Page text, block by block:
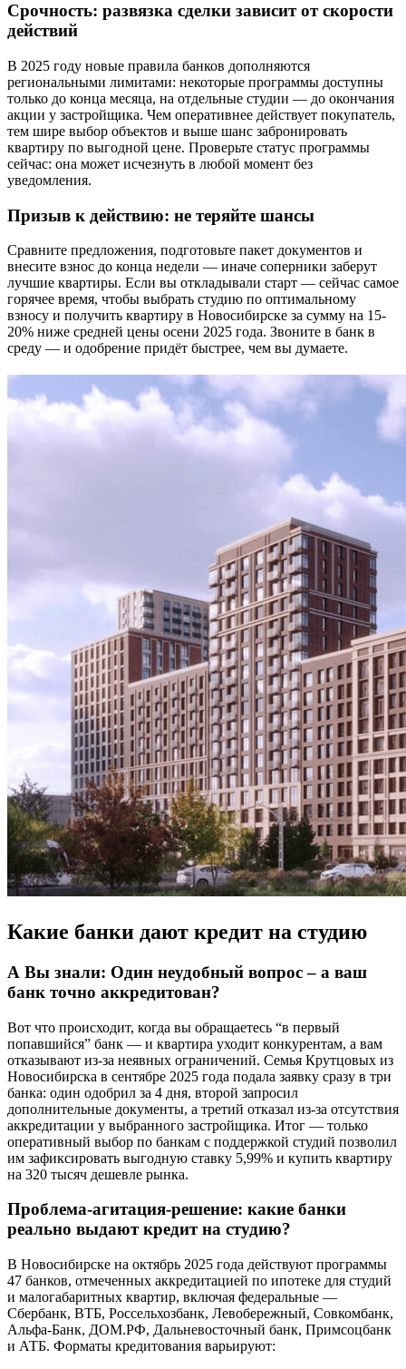
Срочность: развязка сделки зависит от скорости
действий
В 2025 году новые правила банков дополняются
региональными лимитами: некоторые программы доступны
только до конца месяца, на отдельные студии — до окончания
акции у застройщика. Чем оперативнее действует покупатель,
тем шире выбор объектов и выше шанс забронировать
квартиру по выгодной цене. Проверьте статус программы
сейчас: она может исчезнуть в любой момент без
уведомления.
Призыв к действию: не теряйте шансы
Сравните предложения, подготовьте пакет документов и
внесите взнос до конца недели — иначе соперники заберут
лучшие квартиры. Если вы откладывали старт — сейчас самое
горячее время, чтобы выбрать студию по оптимальному
взносу и получить квартиру в Новосибирске за сумму на 15-
20% ниже средней цены осени 2025 года. Звоните в банк в
среду — и одобрение придёт быстрее, чем вы думаете.
Какие банки дают кредит на студию
А Вы знали: Один неудобный вопрос – а ваш
банк точно аккредитован?
Вот что происходит, когда вы обращаетесь “в первый
попавшийся” банк — и квартира уходит конкурентам, а вам
отказывают из-за неявных ограничений. Семья Крутцовых из
Новосибирска в сентябре 2025 года подала заявку сразу в три
банка: один одобрил за 4 дня, второй запросил
дополнительные документы, а третий отказал из-за отсутствия
аккредитации у выбранного застройщика. Итог — только
оперативный выбор по банкам с поддержкой студий позволил
им зафиксировать выгодную ставку 5,99% и купить квартиру
на 320 тысяч дешевле рынка.
Проблема-агитация-решение: какие банки
реально выдают кредит на студию?
В Новосибирске на октябрь 2025 года действуют программы
47 банков, отмеченных аккредитацией по ипотеке для студий
и малогабаритных квартир, включая федеральные —
Сбербанк, ВТБ, Россельхозбанк, Левобережный, Совкомбанк,
Альфа-Банк, ДОМ.РФ, Дальневосточный банк, Примсоцбанк
и АТБ. Форматы кредитования варьируют: